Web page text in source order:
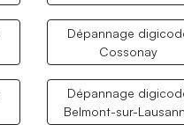
Dépannage
Cossonay
Dépannage
Belmont-sur-